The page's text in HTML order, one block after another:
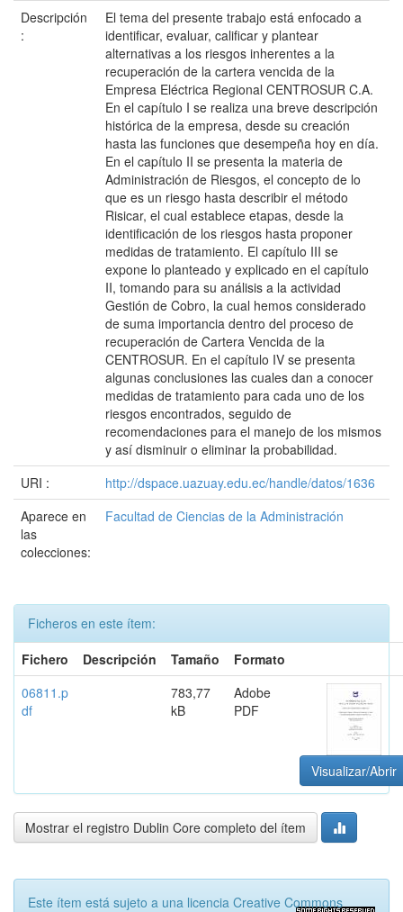
Descripción
:
El tema del presente trabajo está enfocado a
identificar, evaluar, calificar y plantear
alternativas a los riesgos inherentes a la
recuperación de la cartera vencida de la
Empresa Eléctrica Regional CENTROSUR C.A.
En el capítulo I se realiza una breve descripción
histórica de la empresa, desde su creación
hasta las funciones que desempeña hoy en día.
En el capítulo II se presenta la materia de
Administración de Riesgos, el concepto de lo
que es un riesgo hasta describir el método
Risicar, el cual establece etapas, desde la
identificación de los riesgos hasta proponer
medidas de tratamiento. El capítulo III se
expone lo planteado y explicado en el capítulo
II, tomando para su análisis a la actividad
Gestión de Cobro, la cual hemos considerado
de suma importancia dentro del proceso de
recuperación de Cartera Vencida de la
CENTROSUR. En el capítulo IV se presenta
algunas conclusiones las cuales dan a conocer
medidas de tratamiento para cada uno de los
riesgos encontrados, seguido de
recomendaciones para el manejo de los mismos
y así disminuir o eliminar la probabilidad.
URI :
http://dspace.uazuay.edu.ec/handle/datos/1636
Aparece en
las
colecciones:
Facultad de Ciencias de la Administración
Ficheros en este ítem:
Fichero
Descripción Tamaño
Formato
06811.p
df
783,77
kB
Adobe
PDF
Visualizar/Abrir
Mostrar el registro Dublin Core completo del ítem
Este ítem está sujeto a una licencia Creative Commons